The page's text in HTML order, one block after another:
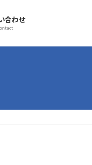
合わせ